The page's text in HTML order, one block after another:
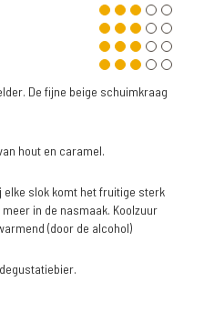
De fijne beige schuimkraag
hout en caramel.
elke slok komt het fruitige sterk
in de nasmaak. Koolzuur
(door de alcohol)